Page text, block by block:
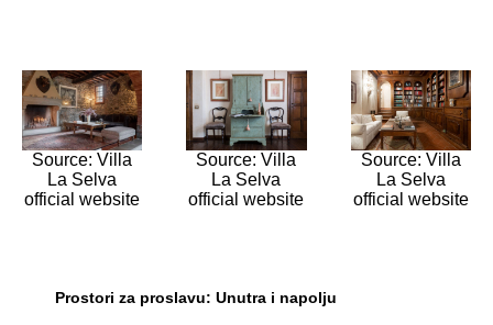
Source: Villa
La Selva
official website
Source: Villa
La Selva
official website
Source: Villa
La Selva
official website
Prostori za proslavu: Unutra i napolju